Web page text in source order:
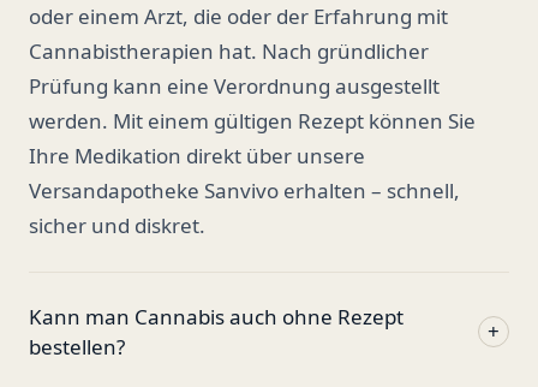
oder einem Arzt, die oder der Erfahrung mit
Cannabistherapien hat. Nach gründlicher
Prüfung kann eine Verordnung ausgestellt
werden. Mit einem gültigen Rezept können Sie
Ihre Medikation direkt über unsere
Versandapotheke Sanvivo erhalten – schnell,
sicher und diskret.
Kann man Cannabis auch ohne Rezept
bestellen?
+